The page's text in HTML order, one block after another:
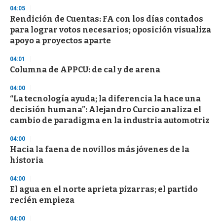
3
s
e
c
o
d
s
04:05
Rendición de Cuentas: FA con los días contados
para lograr votos necesarios; oposición visualiza
apoyo a proyectos aparte
04:01
Columna de APPCU: de cal y de arena
04:00
“La tecnología ayuda; la diferencia la hace una
decisión humana”: Alejandro Curcio analiza el
cambio de paradigma en la industria automotriz
04:00
Hacia la faena de novillos más jóvenes de la
historia
04:00
El agua en el norte aprieta pizarras; el partido
recién empieza
04:00